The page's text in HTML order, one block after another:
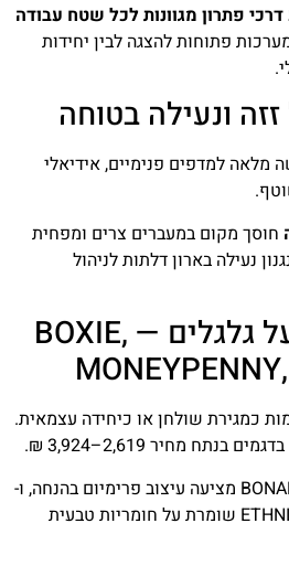
פתרון מגוונות לכל שטח עבודה
פתוחות להצגה לבין יחידות
ונעילה בטוחה
מלאה למדפים פנימיים, אידיאלי
חוסך מקום במעברים צרים ומפחית
נעילה בארון דלתות לניהול
יחידות מגירות על גלגלים — BOXIE,
כמגירת שולחן או כיחידה עצמאית.
MONEYPENNY מבית BONALDO מציעה עיצוב פרימיום בהנחה, ו-
BOOMERANG של ETHNICRAFT שומרת על חומריות טבעית